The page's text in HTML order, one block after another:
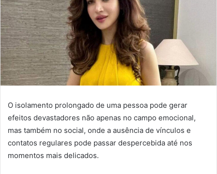
O isolamento prolongado de uma pessoa pode gerar
efeitos devastadores não apenas no campo emocional,
mas também no social, onde a ausência de vínculos e
contatos regulares pode passar despercebida até nos
momentos mais delicados.